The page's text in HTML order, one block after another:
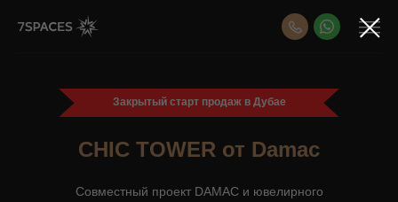
Закрытый старт продаж в Дубае
CHIC TOWER от Damac
Cовместный проект DAMAC и ювелирного